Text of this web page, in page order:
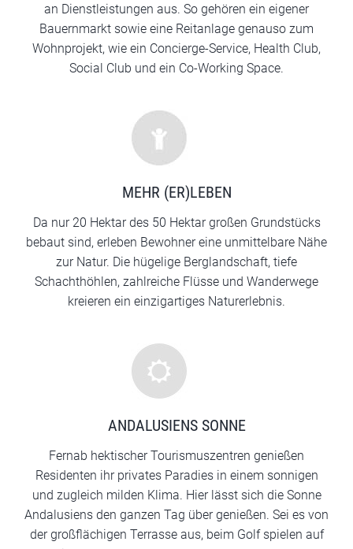
an Dienstleistungen aus. So gehören ein eigener
Bauernmarkt sowie eine Reitanlage genauso zum
Wohnprojekt, wie ein Concierge-Service, Health Club,
Social Club und ein Co-Working Space.
MEHR (ER)LEBEN
Da nur 20 Hektar des 50 Hektar großen Grundstücks
bebaut sind, erleben Bewohner eine unmittelbare Nähe
zur Natur. Die hügelige Berglandschaft, tiefe
Schachthöhlen, zahlreiche Flüsse und Wanderwege
kreieren ein einzigartiges Naturerlebnis.
ANDALUSIENS SONNE
Fernab hektischer Tourismuszentren genießen
Residenten ihr privates Paradies in einem sonnigen
und zugleich milden Klima. Hier lässt sich die Sonne
Andalusiens den ganzen Tag über genießen. Sei es von
der großflächigen Terrasse aus, beim Golf spielen auf